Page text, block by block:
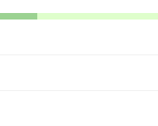
цена которой